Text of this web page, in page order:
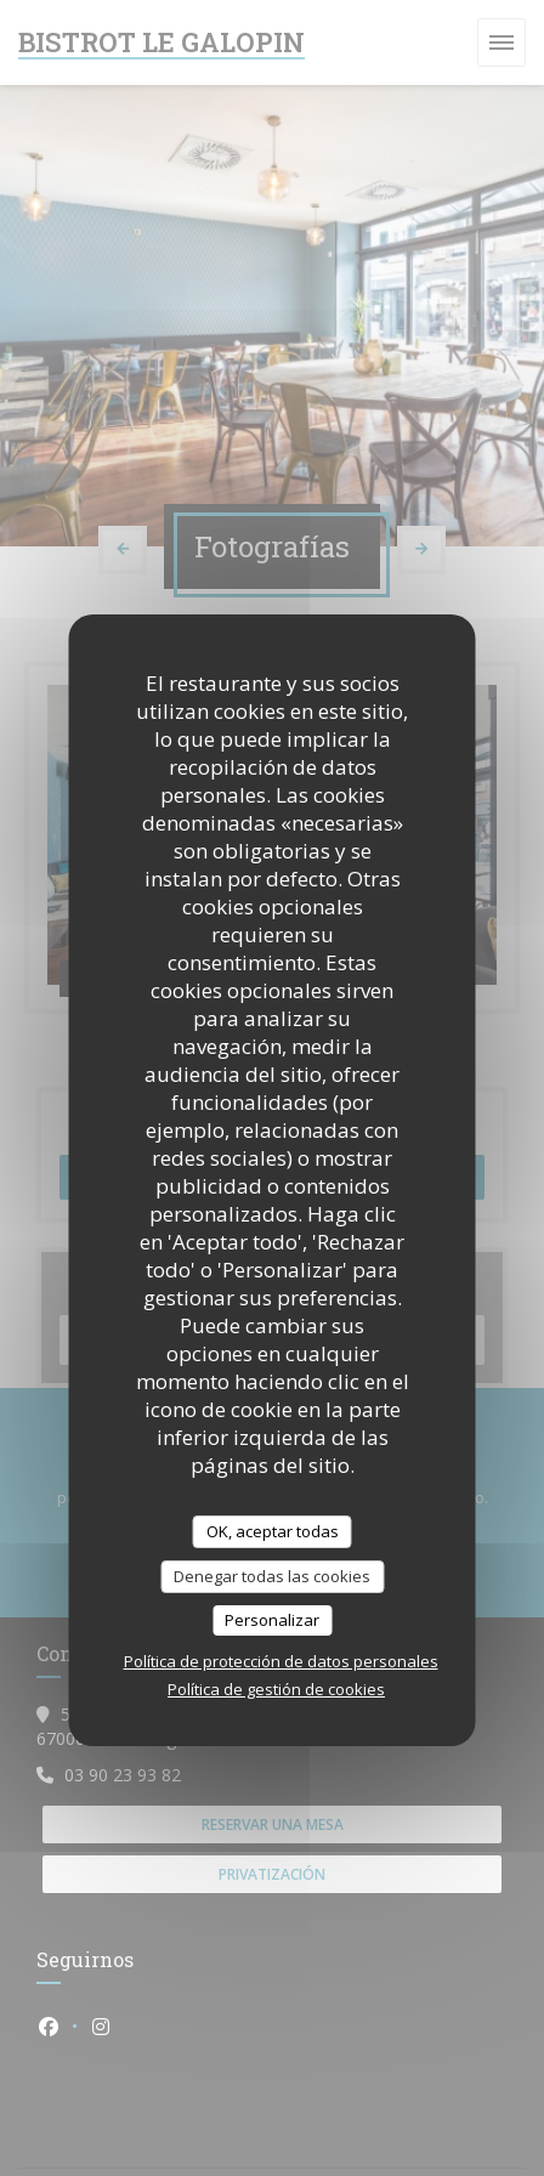
El restaurante y sus socios
utilizan cookies en este sitio,
lo que puede implicar la
recopilación de datos
personales. Las cookies
denominadas «necesarias»
son obligatorias y se
instalan por defecto. Otras
cookies opcionales
requieren su
consentimiento. Estas
cookies opcionales sirven
para analizar su
navegación, medir la
audiencia del sitio, ofrecer
funcionalidades (por
ejemplo, relacionadas con
redes sociales) o mostrar
publicidad o contenidos
personalizados. Haga clic
en 'Aceptar todo', 'Rechazar
todo' o 'Personalizar' para
gestionar sus preferencias.
Puede cambiar sus
opciones en cualquier
momento haciendo clic en el
icono de cookie en la parte
inferior izquierda de las
páginas del sitio.
OK, aceptar todas
Denegar todas las cookies
Personalizar
Política de protección de datos personales
Política de gestión de cookies
BISTROT LE GALOPIN
Fotografías
Le restaurant
Reserva
RESERVAR UNA MESA
Carta
DESCUBRIR NUESTRA CARTA
Manténgase al día*
Suscríbase a nuestro boletín para recibir comunicaciones
personalizadas y ofertas de marketing por correo electrónico.
SUSCRIBIRSE
Contacto
55, Grand rue
67000 Strasbourg
03 90 23 93 82
RESERVAR UNA MESA
PRIVATIZACIÓN
Seguirnos
Facebook ((abre en una nueva ventana))
Instagram ((abre en una nueva ventana))